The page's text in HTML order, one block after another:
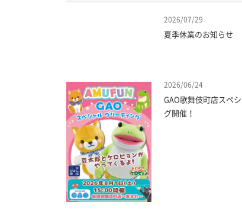
2026/07/29
夏季休業のお知らせ
2026/06/24
GAO歌舞伎町店スペ
グ開催！